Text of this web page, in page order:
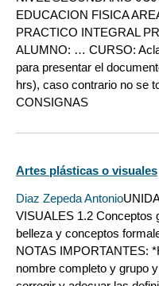
EDUCACION FISICA
PRACTICO INTEGRAL
ALUMNO: … CURSO:
para presentar el
hrs), caso contrario no se
CONSIGNAS
Artes plásticas o visuales
Diaz Zepeda Antonio
VISUALES 1.2 Conceptos
belleza y conceptos
NOTAS IMPORTANTES:
nombre completo y grupo